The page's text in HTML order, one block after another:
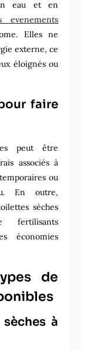
eau et en
evenements
Elles ne
externe, ce
éloignés ou
faire
peut être
associés à
ou
En outre,
sèches
fertilisants
économies
de
à